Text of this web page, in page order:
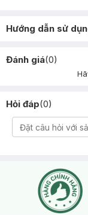
Hướng dẫn sử
Đánh giá(0)
Hỏi đáp(0)